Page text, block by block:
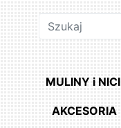
MULINY i NICI
AKCESORIA